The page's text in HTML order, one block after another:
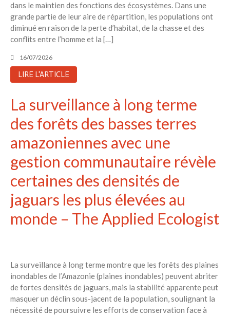
dans le maintien des fonctions des écosystèmes. Dans une
grande partie de leur aire de répartition, les populations ont
diminué en raison de la perte d’habitat, de la chasse et des
conflits entre l’homme et la […]
16/07/2026
LIRE L'ARTICLE
La surveillance à long terme
des forêts des basses terres
amazoniennes avec une
gestion communautaire révèle
certaines des densités de
jaguars les plus élevées au
monde – The Applied Ecologist
La surveillance à long terme montre que les forêts des plaines
inondables de l’Amazonie (plaines inondables) peuvent abriter
de fortes densités de jaguars, mais la stabilité apparente peut
masquer un déclin sous-jacent de la population, soulignant la
nécessité de poursuivre les efforts de conservation face à